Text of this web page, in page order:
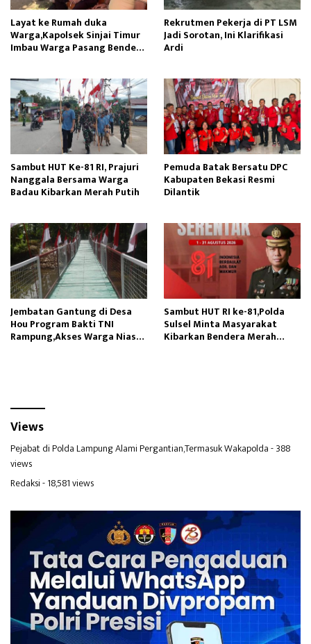
Layat ke Rumah duka
Warga,Kapolsek Sinjai Timur
Imbau Warga Pasang Bendera
Rekrutmen Pekerja di PT LSM
Jadi Sorotan, Ini Klarifikasi
Ardi
Sambut HUT Ke-81 RI, Prajuri
Nanggala Bersama Warga
Badau Kibarkan Merah Putih
Pemuda Batak Bersatu DPC
Kabupaten Bekasi Resmi
Dilantik
Jembatan Gantung di Desa
Hou Program Bakti TNI
Rampung,Akses Warga Nias
Sambut HUT RI ke-81,Polda
Sulsel Minta Masyarakat
Kibarkan Bendera Merah
Views
Pejabat di Polda Lampung Alami Pergantian,Termasuk Wakapolda- 388
views
Redaksi- 18,581 views